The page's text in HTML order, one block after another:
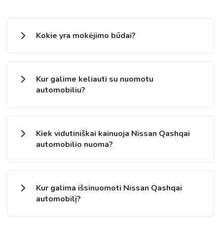
Kokie yra mokėjimo būdai?
Kur galime keliauti su nuomotu
automobiliu?
Kiek vidutiniškai kainuoja Nissan Qashqai
automobilio nuoma?
Kur galima išsinuomoti Nissan Qashqai
automobilį?